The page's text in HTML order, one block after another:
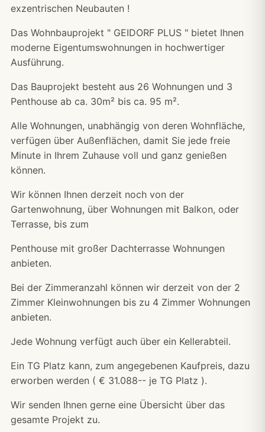
exzentrischen Neubauten !
Das Wohnbauprojekt " GEIDORF PLUS " bietet Ihnen
moderne Eigentumswohnungen in hochwertiger
Ausführung.
Das Bauprojekt besteht aus 26 Wohnungen und 3
Penthouse ab ca. 30m² bis ca. 95 m².
Alle Wohnungen, unabhängig von deren Wohnfläche,
verfügen über Außenflächen, damit Sie jede freie
Minute in Ihrem Zuhause voll und ganz genießen
können.
Wir können Ihnen derzeit noch von der
Gartenwohnung, über Wohnungen mit Balkon, oder
Terrasse, bis zum
Penthouse mit großer Dachterrasse Wohnungen
anbieten.
Bei der Zimmeranzahl können wir derzeit von der 2
Zimmer Kleinwohnungen bis zu 4 Zimmer Wohnungen
anbieten.
Jede Wohnung verfügt auch über ein Kellerabteil.
Ein TG Platz kann, zum angegebenen Kaufpreis, dazu
erworben werden ( € 31.088-- je TG Platz ).
Wir senden Ihnen gerne eine Übersicht über das
gesamte Projekt zu.